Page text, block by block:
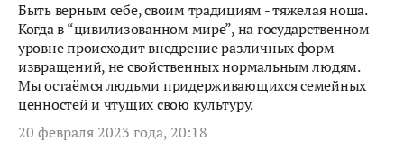
Быть верным себе, своим традициям - тяжелая ноша.
Когда в “цивилизованном мире”, на государственном
уровне происходит внедрение различных форм
извращений, не свойственных нормальным людям.
Мы остаёмся людьми придерживающихся семейных
ценностей и чтущих свою культуру.
20 февраля 2023 года, 20:18